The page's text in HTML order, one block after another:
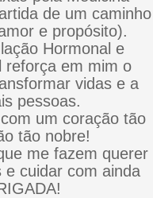
de um caminho
e propósito).
Hormonal e
reforça em mim o
vidas e a
pessoas.
um coração tão
tão nobre!
me fazem querer
e cuidar com ainda